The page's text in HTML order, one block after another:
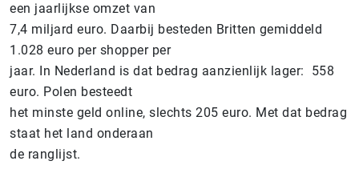
een jaarlijkse omzet van
7,4 miljard euro. Daarbij besteden Britten gemiddeld
1.028 euro per shopper per
jaar. In Nederland is dat bedrag aanzienlijk lager: 558
euro. Polen besteedt
het minste geld online, slechts 205 euro. Met dat bedrag
staat het land onderaan
de ranglijst.